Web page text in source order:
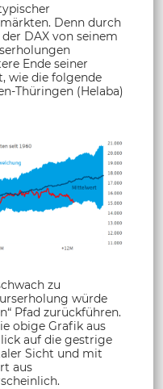
Denn durch
DAX von seinem
Ende seiner
wie die folgende
Thüringen (Helaba)
zu
würde
Pfad zurückführen.
obige Grafik aus
auf die gestrige
Sicht und mit
aus